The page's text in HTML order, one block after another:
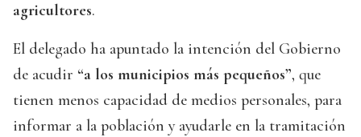
agricultores.
El delegado ha apuntado la intención del Gobierno
de acudir “a los municipios más pequeños”, que
tienen menos capacidad de medios personales, para
informar a la población y ayudarle en la tramitación